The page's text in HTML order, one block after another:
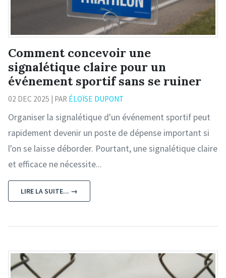
Comment concevoir une
signalétique claire pour un
événement sportif sans se ruiner
02 DEC 2025 | PAR ÉLOÏSE DUPONT
Organiser la signalétique d'un événement sportif peut
rapidement devenir un poste de dépense important si
l'on se laisse déborder. Pourtant, une signalétique claire
et efficace ne nécessite...
LIRE LA SUITE... →